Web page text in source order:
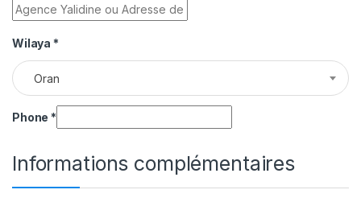
Wilaya *
Oran
Phone *
Informations complémentaires